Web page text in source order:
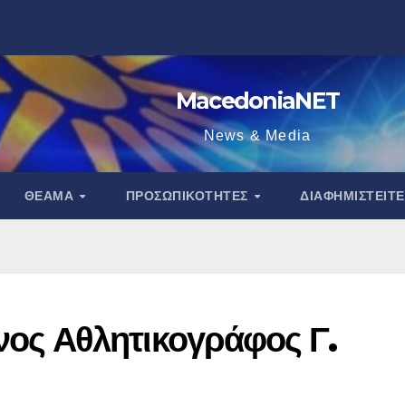
MacedoniaNET
News & Media
ΘΈΑΜΑ ΠΡΟΣΩΠΙΚΌΤΗΤΕΣ ΔΙΑΦΗΜΙΣΤΕΊΤΕ
Αθλητικογράφος Γ.